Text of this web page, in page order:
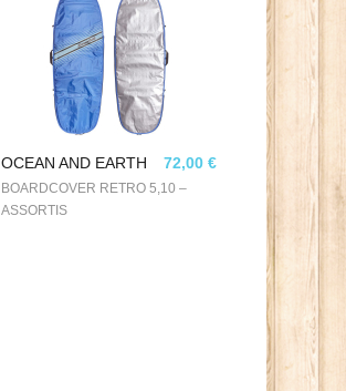
OCEAN AND EARTH 72,00 €
BOARDCOVER RETRO 5,10 –
ASSORTIS